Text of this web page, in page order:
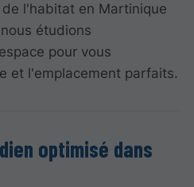
l'habitat en Martinique
étudions
pour vous
et l'emplacement parfaits.
optimisé dans